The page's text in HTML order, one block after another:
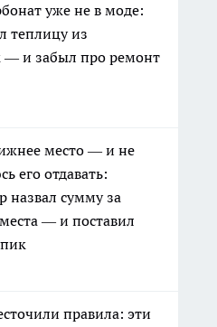
уже не в моде:
теплицу из
— и забыл про ремонт
место — и не
его отдавать:
назвал сумму за
— и поставил
правила: эти